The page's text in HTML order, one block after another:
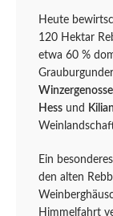
Heute
120 Hektar
etwa 60 %
Hess und
Ein
den alten
Himmelfahrt